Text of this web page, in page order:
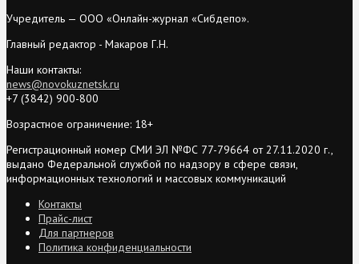
Учредитель — ООО «Онлайн-журнал «Сибдепо».
Главный редактор - Макаров Г.Н.
Наши контакты:
news@novokuznetsk.ru
+7 (3842) 900-800
Возрастное ограничение: 18+
Регистрационный номер СМИ ЭЛ №ФС 77-79664 от 27.11.2020 г.,
выдано Федеральной службой по надзору в сфере связи,
информационных технологий и массовых коммуникаций
Контакты
Прайс-лист
Для партнеров
Политика конфиденциальности